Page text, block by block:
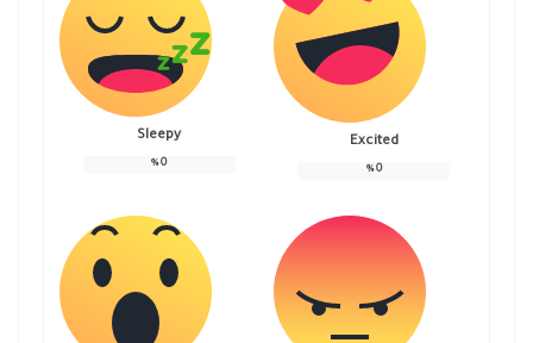
Excited
0
%
Sleepy
0
%